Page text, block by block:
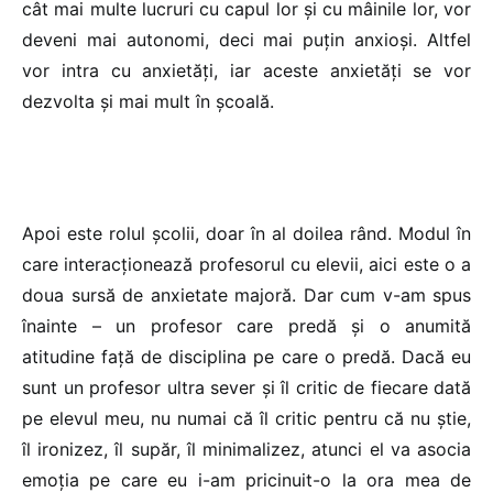
cât mai multe lucruri cu capul lor și cu mâinile lor, vor
deveni mai autonomi, deci mai puțin anxioși. Altfel
vor intra cu anxietăți, iar aceste anxietăți se vor
dezvolta și mai mult în școală.
Apoi este rolul școlii, doar în al doilea rând. Modul în
care interacționează profesorul cu elevii, aici este o a
doua sursă de anxietate majoră. Dar cum v-am spus
înainte – un profesor care predă și o anumită
atitudine față de disciplina pe care o predă. Dacă eu
sunt un profesor ultra sever și îl critic de fiecare dată
pe elevul meu, nu numai că îl critic pentru că nu știe,
îl ironizez, îl supăr, îl minimalizez, atunci el va asocia
emoția pe care eu i-am pricinuit-o la ora mea de